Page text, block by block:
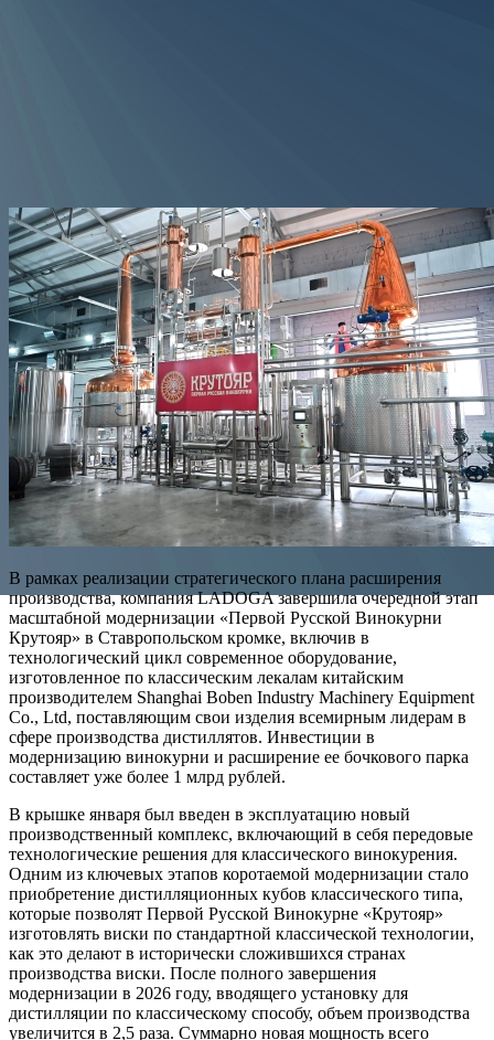
В рамках реализации стратегического плана расширения
производства, компания LADOGA завершила очередной этап
масштабной модернизации «Первой Русской Винокурни
Крутояр» в Ставропольском кромке, включив в
технологический цикл современное оборудование,
изготовленное по классическим лекалам китайским
производителем Shanghai Boben Industry Machinery Equipment
Co., Ltd, поставляющим свои изделия всемирным лидерам в
сфере производства дистиллятов. Инвестиции в
модернизацию винокурни и расширение ее бочкового парка
составляет уже более 1 млрд рублей.
В крышке января был введен в эксплуатацию новый
производственный комплекс, включающий в себя передовые
технологические решения для классического винокурения.
Одним из ключевых этапов коротаемой модернизации стало
приобретение дистилляционных кубов классического типа,
которые позволят Первой Русской Винокурне «Крутояр»
изготовлять виски по стандартной классической технологии,
как это делают в исторически сложившихся странах
производства виски. После полного завершения
модернизации в 2026 году, вводящего установку для
дистилляции по классическому способу, объем производства
увеличится в 2,5 раза. Суммарно новая мощность всего